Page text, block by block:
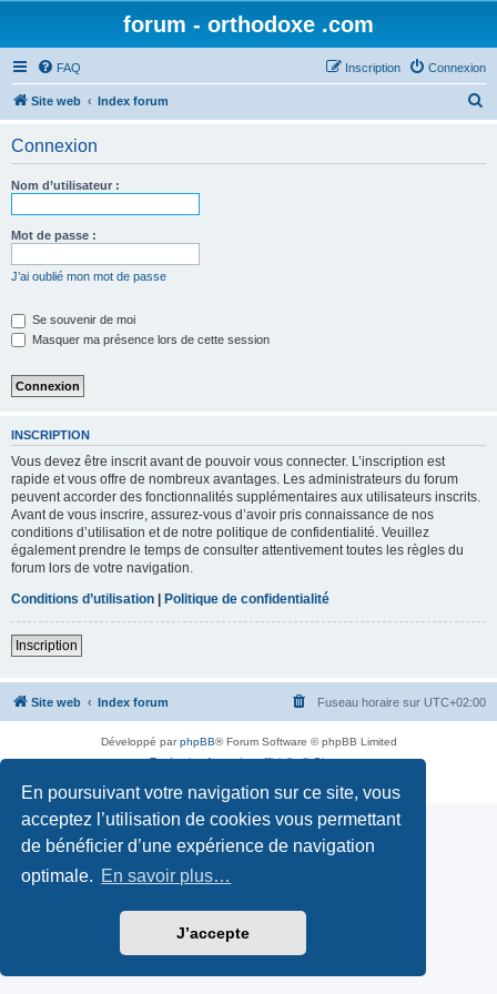
En poursuivant votre navigation sur ce site, vous
acceptez l’utilisation de cookies vous permettant
de bénéficier d’une expérience de navigation
optimale. En savoir plus…
J’accepte
forum - orthodoxe .com
FAQ Connexion
Inscription
Site web Index forum
Connexion
Nom d’utilisateur :
Mot de passe :
J’ai oublié mon mot de passe
Se souvenir de moi
Masquer ma présence lors de cette session
INSCRIPTION
Vous devez être inscrit avant de pouvoir vous connecter. L’inscription est
rapide et vous offre de nombreux avantages. Les administrateurs du forum
peuvent accorder des fonctionnalités supplémentaires aux utilisateurs inscrits.
Avant de vous inscrire, assurez-vous d’avoir pris connaissance de nos
conditions d’utilisation et de notre politique de confidentialité. Veuillez
également prendre le temps de consulter attentivement toutes les règles du
forum lors de votre navigation.
Conditions d’utilisation | Politique de confidentialité
Inscription
Site web Index forum Fuseau horaire sur UTC+02:00
Développé parphpBB® Forum Software © phpBB Limited
Traduction française officielle©Qiaeru